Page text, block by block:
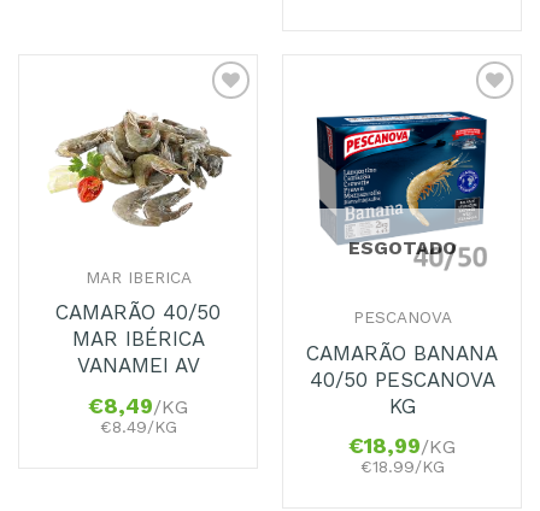
Adicionar
aos
Favoritos
MAR IBERICA
CAMARÃO 40/50
MAR IBÉRICA
VANAMEI AV
€8,49/KG
€8.49/KG
Adicionar
aos
Favoritos
ESGOTADO
PESCANOVA
CAMARÃO BANANA
40/50 PESCANOVA
KG
€18,99/KG
€18.99/KG